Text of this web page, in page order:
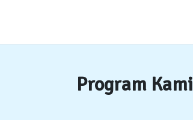
Program Kami